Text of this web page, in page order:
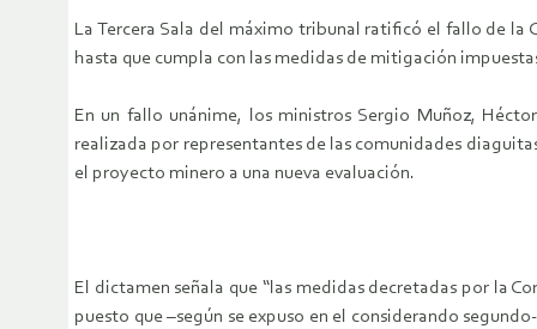
La Tercera Sala del máximo tribunal ratificó el fallo de la
hasta que cumpla con las medidas de mitigación
En un fallo unánime, los ministros Sergio Muñoz,
realizada por representantes de las comunidades
el proyecto minero a una nueva evaluación.
El dictamen señala que “las medidas decretadas por la
puesto que –según se expuso en el considerando